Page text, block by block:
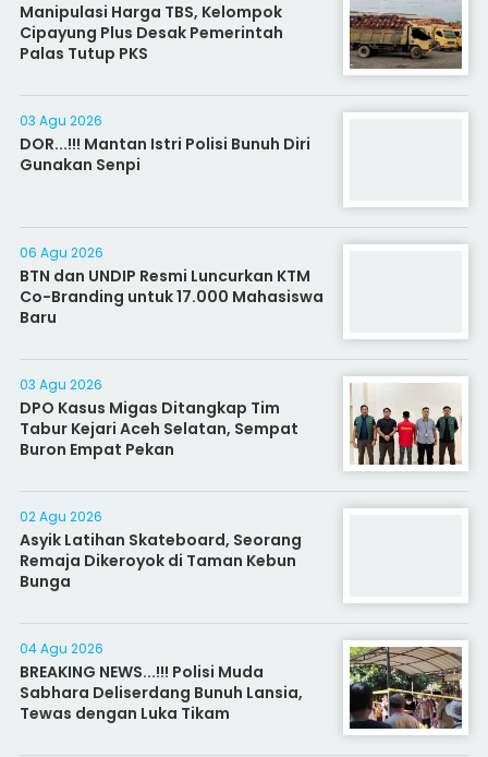
Manipulasi Harga TBS, Kelompok
Cipayung Plus Desak Pemerintah
Palas Tutup PKS
03 Agu 2026
DOR...!!! Mantan Istri Polisi Bunuh Diri
Gunakan Senpi
06 Agu 2026
BTN dan UNDIP Resmi Luncurkan KTM
Co-Branding untuk 17.000 Mahasiswa
Baru
03 Agu 2026
DPO Kasus Migas Ditangkap Tim
Tabur Kejari Aceh Selatan, Sempat
Buron Empat Pekan
02 Agu 2026
Asyik Latihan Skateboard, Seorang
Remaja Dikeroyok di Taman Kebun
Bunga
04 Agu 2026
BREAKING NEWS...!!! Polisi Muda
Sabhara Deliserdang Bunuh Lansia,
Tewas dengan Luka Tikam